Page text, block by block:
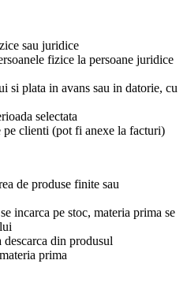
sau juridice
fizice la persoane juridice
si plata in avans sau in datorie, cu
selectata
pe clienti (pot fi anexe la facturi)
de produse finite sau
incarca pe stoc, materia prima se
descarca din produsul
prima